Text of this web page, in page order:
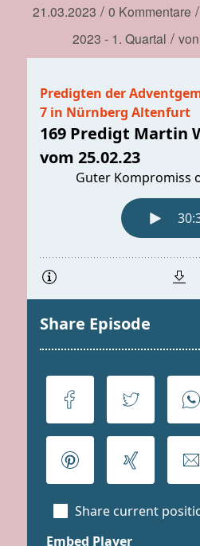
21.03.2023 / 0 Kommentare /
2023 - 1. Quartal / von